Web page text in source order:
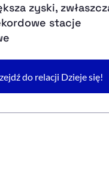
zyski,
stacje
do relacji Dzieje się!